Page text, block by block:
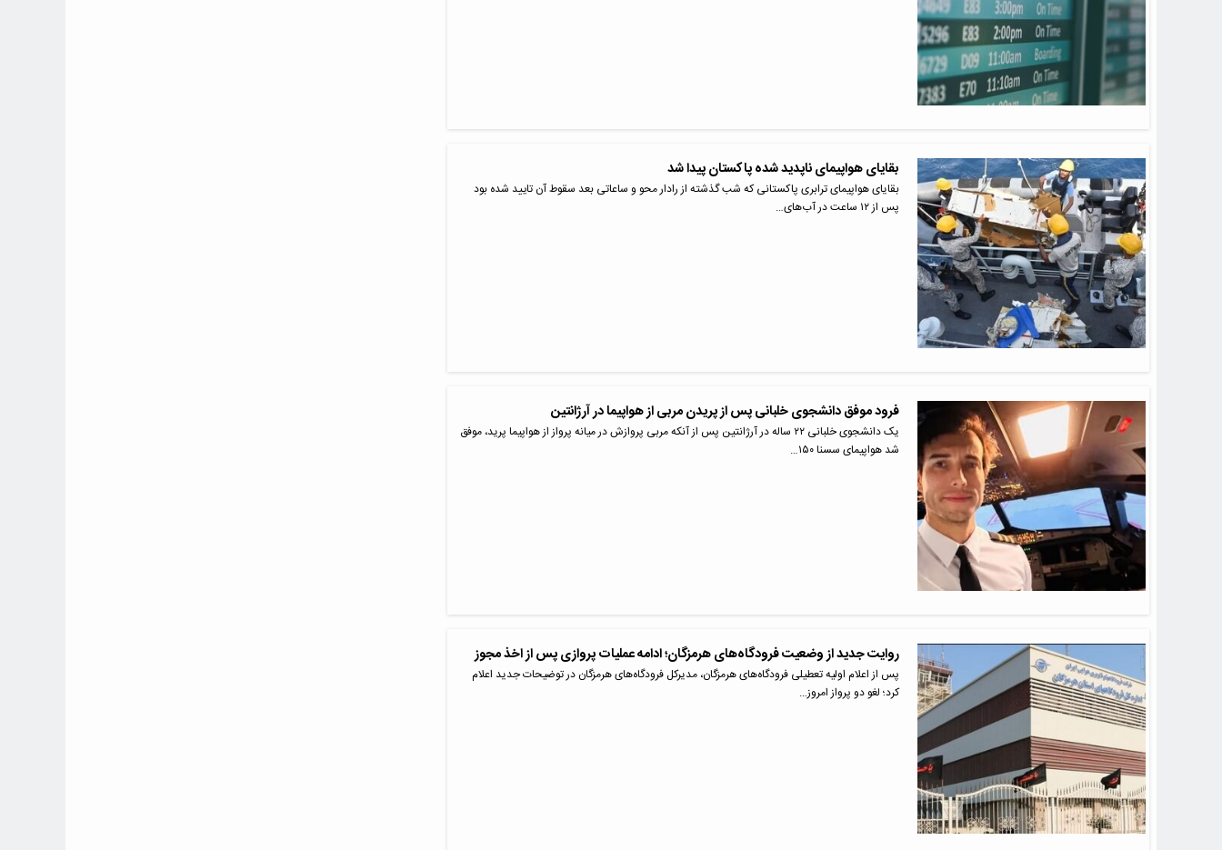
بقایای هواپیمای ناپدید شده پاکستان پیدا شد
بقایای هواپیمای ترابری پاکستانی که شب گذشته از رادار محو و ساعاتی بعد سقوط آن تایید شده بود
پس از ۱۲ ساعت در آب‌های…
فرود موفق دانشجوی خلبانی پس از پریدن مربی از هواپیما در آرژانتین
یک دانشجوی خلبانی ۲۲ ساله در آرژانتین پس از آنکه مربی پروازش در میانه پرواز از هواپیما پرید، موفق
شد هواپیمای سسنا ۱۵۰…
روایت جدید از وضعیت فرودگاه‌های هرمزگان؛ ادامه عملیات پروازی پس از اخذ مجوز
پس از اعلام اولیه تعطیلی فرودگاه‌های هرمزگان، مدیرکل فرودگاه‌های هرمزگان در توضیحات جدید اعلام
کرد؛ لغو دو پرواز امروز…